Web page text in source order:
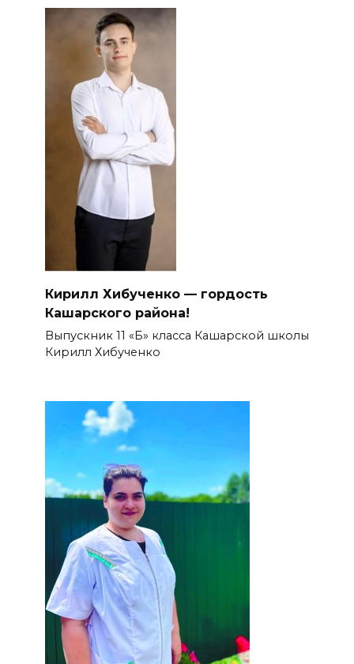
Кирилл Хибученко — гордость
Кашарского района!
Выпускник 11 «Б» класса Кашарской школы
Кирилл Хибученко